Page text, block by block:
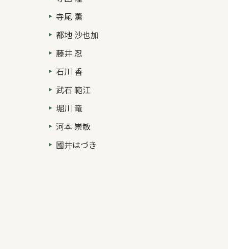
寺尾 薫
都地 沙也加
藤井 忍
石川 香
武石 範江
堀川 竜
河本 崇敏
國井はづき